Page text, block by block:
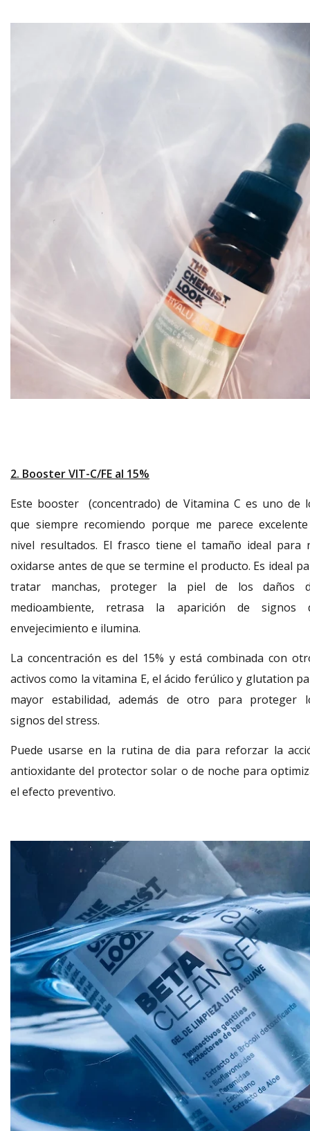
2. Booster VIT-C/FE al 15%
Este booster (concentrado) de Vitamina C es uno de
que siempre recomiendo porque me parece
nivel resultados. El frasco tiene el tamaño ideal para
oxidarse antes de que se termine el producto. Es ideal
tratar manchas, proteger la piel de los daños
medioambiente, retrasa la aparición de signos
envejecimiento e ilumina.
La concentración es del 15% y está combinada con
activos como la vitamina E, el ácido ferúlico y glutation
mayor estabilidad, además de otro para proteger
signos del stress.
Puede usarse en la rutina de dia para reforzar la
antioxidante del protector solar o de noche para
el efecto preventivo.